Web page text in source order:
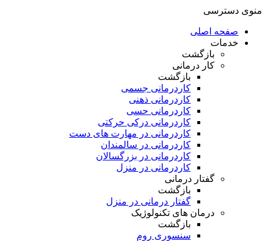
منوی دسترسی
صفحه اصلی
خدمات
بازگشت
کار درمانی
بازگشت
کاردرمانی جسمی
کاردرمانی ذهنی
کاردرمانی حسی
کاردرمانی درکی حرکتی
کاردرمانی در مهارت های دست
کاردرمانی در سالمندان
کاردرمانی در بزرگسالان
کاردرمانی در منزل
گفتار درمانی
بازگشت
گفتار درمانی در منزل
درمان های تکنولوژیک
بازگشت
سنسوری روم